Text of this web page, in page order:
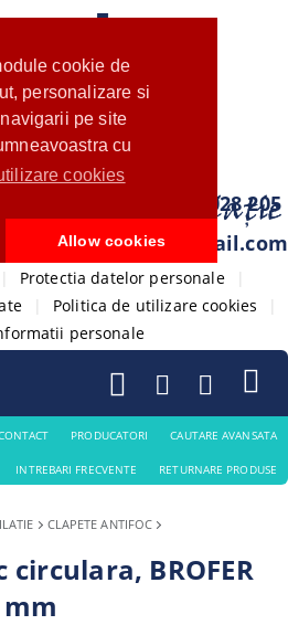
cookie de
personalizare si
pe site
cu
cookies
Allow cookies
0733 028 205
com.ventistore@gmail.com
Protectia datelor personale
Politica de utilizare cookies
personale
PRODUCATORI CAUTARE AVANSATA
INTREBARI FRECVENTE RETURNARE PRODUSE
CLAPETE ANTIFOC
BROFER
mm